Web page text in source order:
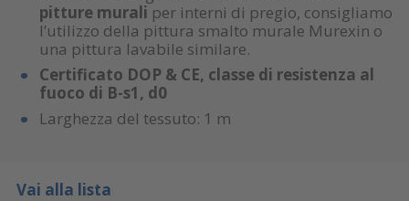
pitture murali per interni di pregio, consigliamo
l’utilizzo della pittura smalto murale Murexin o
una pittura lavabile similare.
Certificato DOP & CE, classe di resistenza al
fuoco di B-s1, d0
Larghezza del tessuto: 1 m
Vai alla lista